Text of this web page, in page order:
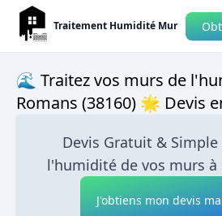
Traitement Humidité Mur
🌊 Traitez vos murs de
Romans (38160) 🌟 Devis
Devis Gratuit &
l'humidité de vos murs à
J'obtiens mon devis